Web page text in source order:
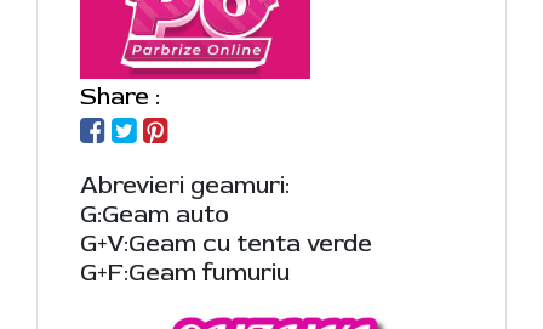
Share :
Abrevieri geamuri:
G:Geam auto
G+V:Geam cu tenta verde
G+F:Geam fumuriu